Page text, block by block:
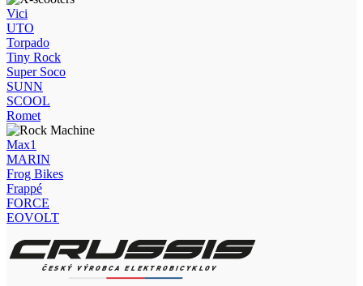
Vici
UTO
Torpado
Tiny Rock
Super Soco
SUNN
SCOOL
Romet
Max1
MARIN
Frog Bikes
Frappé
FORCE
EOVOLT